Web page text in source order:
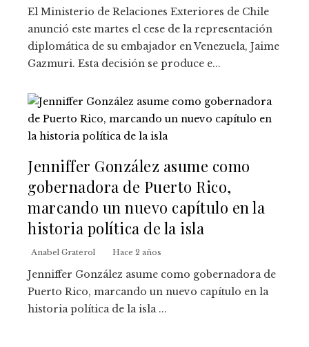
El Ministerio de Relaciones Exteriores de Chile
anunció este martes el cese de la representación
diplomática de su embajador en Venezuela, Jaime
Gazmuri. Esta decisión se produce e...
Jenniffer González asume como
gobernadora de Puerto Rico,
marcando un nuevo capítulo en la
historia política de la isla
Anabel Graterol Hace 2 años
Jenniffer González asume como gobernadora de
Puerto Rico, marcando un nuevo capítulo en la
historia política de la isla ...